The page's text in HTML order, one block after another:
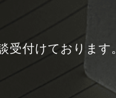
付けております。